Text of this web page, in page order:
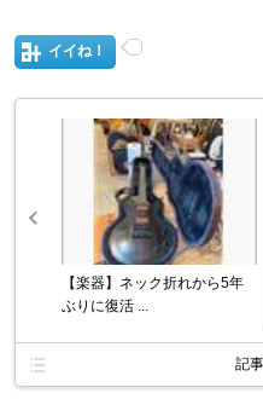
イイね！
【楽器】ネック折れから5年
ぶりに復活 ...
記